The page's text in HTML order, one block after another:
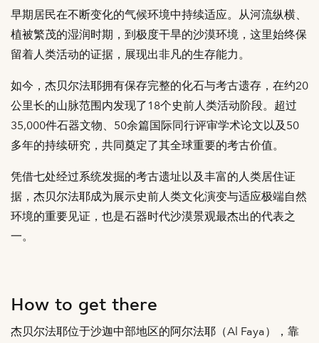
早期居民在不断变化的气候环境中持续适应。从河流纵横、
植被繁茂的湿润时期，到极度干旱的沙漠环境，这里始终保
留着人类活动的证据，展现出非凡的生存能力。
如今，杰贝尔法耶拥有保存完整的化石与考古遗存，在约20
公里长的山脉范围内发现了18个史前人类活动阶段。超过
35,000件石器文物、50余篇国际同行评审学术论文以及50
多年的持续研究，共同奠定了其全球重要的考古价值。
凭借七处经过系统发掘的考古遗址以及丰富的人类居住证
据，杰贝尔法耶成为展示史前人类文化演变与适应极端自然
环境的重要见证，也是石器时代沙漠景观最杰出的代表之
一。
How to get there
杰贝尔法耶位于沙迦中部地区的阿尔法耶（Al Faya），靠